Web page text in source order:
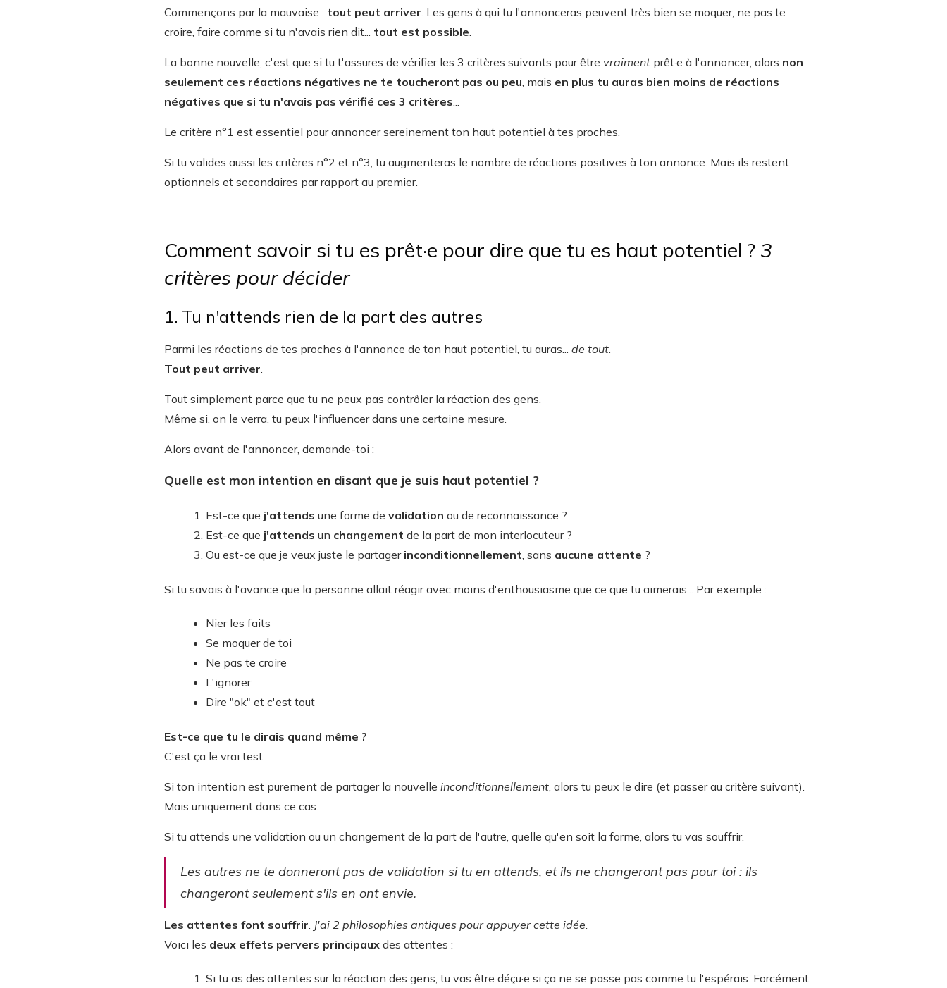
Commençons par la mauvaise : tout peut arriver . Les gens à qui tu l'annonceras peuvent très bien se moquer, ne pas te
croire, faire comme si tu n'avais rien dit... tout est possible
La bonne nouvelle, c'est que si tu t'assures de vérifier les 3 critères suivants pour être vraiment prêt·e à l'annoncer, alors non
seulement ces réactions négatives ne te toucheront pas ou peu , mais en plus tu auras bien moins de réactions
négatives que si tu n'avais pas vérifié ces 3 critères
Le critère n°1 est essentiel pour annoncer sereinement ton haut potentiel à tes proches.
Si tu valides aussi les critères n°2 et n°3, tu augmenteras le nombre de réactions positives à ton annonce. Mais ils restent
optionnels et secondaires par rapport au premier.
Comment savoir si tu es prêt·e pour dire que tu es haut potentiel ? 3
critères pour décider
1. Tu n'attends rien de la part des autres
Parmi les réactions de tes proches à l'annonce de ton haut potentiel, tu auras... de tout
Tout peut arriver
Tout simplement parce que tu ne peux pas contrôler la réaction des gens.
Même si, on le verra, tu peux l'influencer dans une certaine mesure.
Alors avant de l'annoncer, demande-toi :
Quelle est mon intention en disant que je suis haut potentiel ?
Est-ce que j'attends une forme de validation ou de reconnaissance ?
Est-ce que j'attends un changement de la part de mon interlocuteur ?
Ou est-ce que je veux juste le partager inconditionnellement , sans aucune attente ?
Si tu savais à l'avance que la personne allait réagir avec moins d'enthousiasme que ce que tu aimerais... Par exemple :
Nier les faits
Se moquer de toi
Ne pas te croire
L'ignorer
Dire "ok" et c'est tout
Est-ce que tu le dirais quand même ?
C'est ça le vrai test.
Si ton intention est purement de partager la nouvelle inconditionnellement , alors tu peux le dire (et passer au critère suivant).
Mais uniquement dans ce cas.
Si tu attends une validation ou un changement de la part de l'autre, quelle qu'en soit la forme, alors tu vas souffrir.
Les autres ne te donneront pas de validation si tu en attends, et ils ne changeront pas pour toi : ils
changeront seulement s'ils en ont envie.
Les attentes font souffrir J'ai 2 philosophies antiques pour appuyer cette idée.
Voici les deux effets pervers principaux des attentes :
Si tu as des attentes sur la réaction des gens, tu vas être déçu·e si ça ne se passe pas comme tu l'espérais. Forcément.